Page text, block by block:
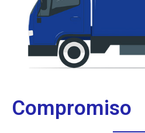
Compromiso